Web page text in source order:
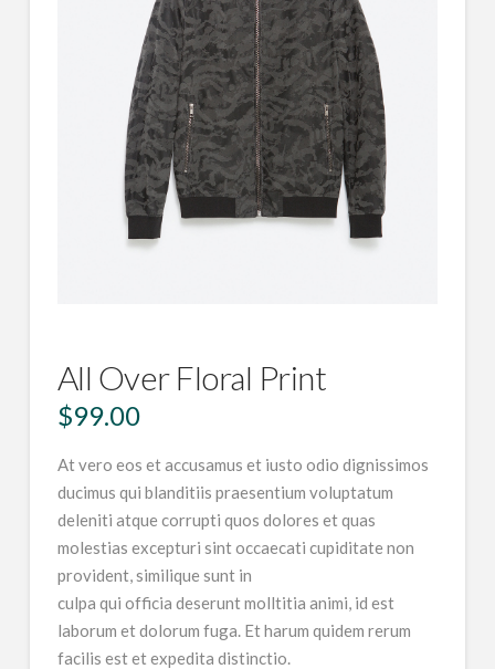
All Over Floral Print
$99.00
At vero eos et accusamus et iusto odio dignissimos
ducimus qui blanditiis praesentium voluptatum
deleniti atque corrupti quos dolores et quas
molestias excepturi sint occaecati cupiditate non
provident, similique sunt in
culpa qui officia deserunt molltitia animi, id est
laborum et dolorum fuga. Et harum quidem rerum
facilis est et expedita distinctio.